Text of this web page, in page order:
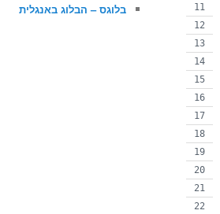
בלוגס – הבלוג באנגלית